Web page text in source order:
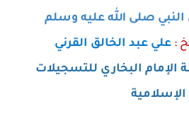
النبي صلى الله عليه وسلم
:علي عبد الخالق القرني
البخاري للتسجيلات
الإسلامية